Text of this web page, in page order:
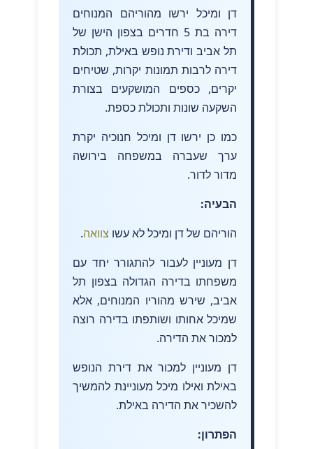
דן ומיכל ירשו מהוריהם המנוחים
דירה בת 5 חדרים בצפון הישן של
תל אביב ודירת נופש באילת, תכולת
דירה לרבות תמונות יקרות, שטיחים
יקרים, כספים המושקעים בצורת
השקעה שונות ותכולת כספת.
כמו כן ירשו דן ומיכל חנוכיה יקרת
ערך שעברה במשפחה בירושה
מדור לדור.
הבעיה:
הוריהם של דן ומיכל לא עשוצוואה
דן מעוניין לעבור להתגורר יחד עם
משפחתו בדירה הגדולה בצפון תל
אביב, שירש מהוריו המנוחים, אלא
שמיכל אחותו ושותפתו בדירה רוצה
למכור את הדירה.
דן מעוניין למכור את דירת הנופש
באילת ואילו מיכל מעוניינת להמשיך
להשכיר את הדירה באילת.
הפתרון: